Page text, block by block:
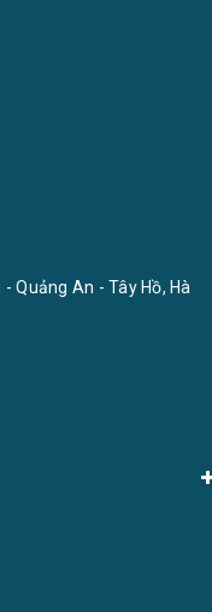
Quảng An - Tây Hồ, Hà